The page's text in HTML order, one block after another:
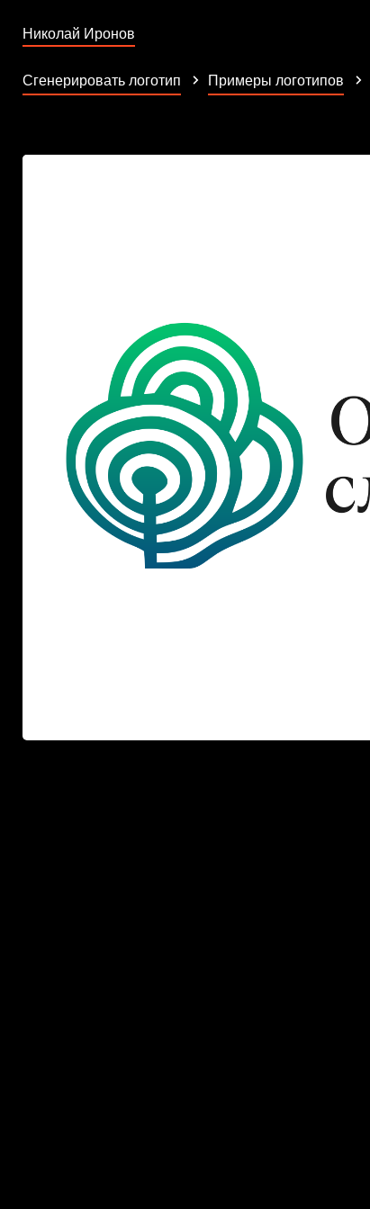
Николай Иронов
Сгенерировать логотип Примеры логотипов